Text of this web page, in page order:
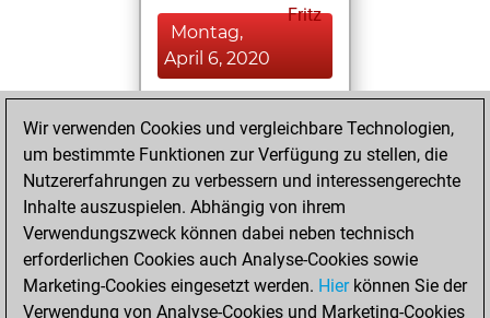
Fritz
Montag,
April 6, 2020
You played 226
blitz games
Play
You scored +72
=4 -150 in blitz
Donnerstag, März
5, 2020
Wir verwenden Cookies und vergleichbare Technologien,
um bestimmte Funktionen zur Verfügung zu stellen, die
Nutzererfahrungen zu verbessern und interessengerechte
Inhalte auszuspielen. Abhängig von ihrem
Verwendungszweck können dabei neben technisch
erforderlichen Cookies auch Analyse-Cookies sowie
Marketing-Cookies eingesetzt werden. Hierkönnen Sie der
Verwendung von Analyse-Cookies und Marketing-Cookies